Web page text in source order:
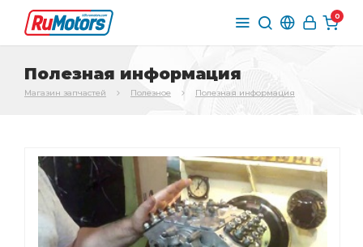
0
Полезная информация
Магазин запчастей Полезное Полезная информация